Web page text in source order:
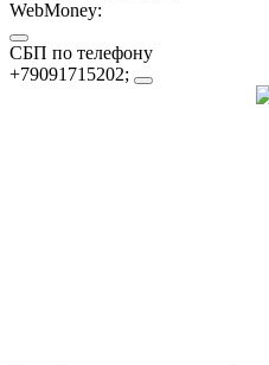
WebMoney:
СБП по телефону
+79091715202;